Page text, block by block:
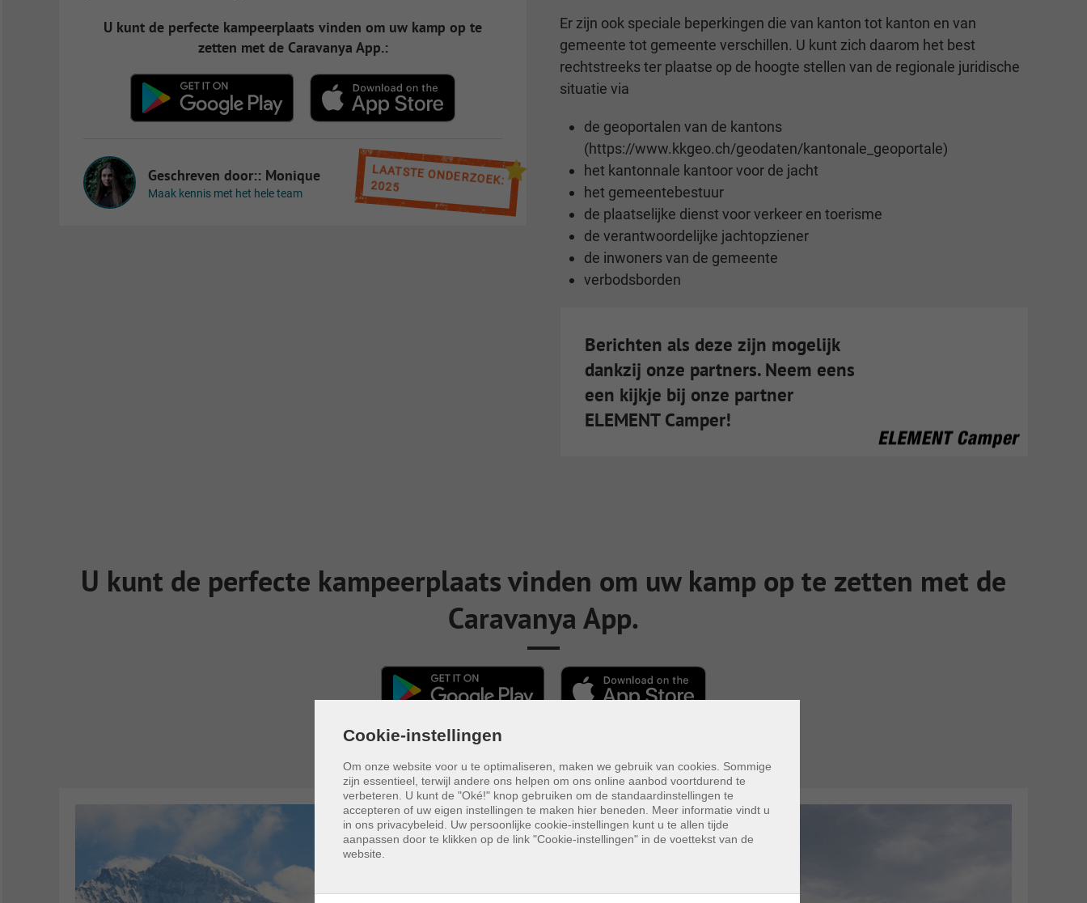
Cookie-instellingen
Om onze website voor u te optimaliseren, maken we gebruik van cookies. Sommige
zijn essentieel, terwijl andere ons helpen om ons online aanbod voortdurend te
verbeteren.
U kunt de "Oké!" knop gebruiken om de standaardinstellingen te
accepteren of uw eigen instellingen te maken hier beneden. Meer informatie vindt u
in ons privacybeleid. Uw persoonlijke cookie-instellingen kunt u te allen tijde
aanpassen door te klikken op de link "Cookie-instellingen" in de voettekst van de
website.
U kunt de perfecte kampeerplaats vinden om uw kamp op te
zetten met de Caravanya App.:
Geschreven door:: Monique
Maak kennis met het hele team
LAATSTE ONDERZOEK:
2025
Er zijn ook speciale beperkingen die van kanton tot kanton en van
gemeente tot gemeente verschillen. U kunt zich daarom het best
rechtstreeks ter plaatse op de hoogte stellen van de regionale juridische
situatie via
de geoportalen van de kantons
(https://www.kkgeo.ch/geodaten/kantonale_geoportale)
het kantonnale kantoor voor de jacht
het gemeentebestuur
de plaatselijke dienst voor verkeer en toerisme
de verantwoordelijke jachtopziener
de inwoners van de gemeente
verbodsborden
Berichten als deze zijn mogelijk
dankzij onze partners. Neem eens
een kijkje bij onze partner
ELEMENT Camper!
U kunt de perfecte kampeerplaats vinden om uw kamp op te zetten met de
Caravanya App.